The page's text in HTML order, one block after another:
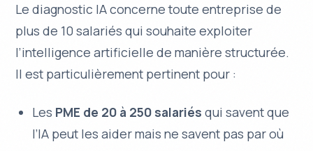
Le diagnostic IA concerne toute entreprise de
plus de 10 salariés qui souhaite exploiter
l’intelligence artificielle de manière structurée.
Il est particulièrement pertinent pour :
Les PME de 20 à 250 salariés qui savent que
l’IA peut les aider mais ne savent pas par où